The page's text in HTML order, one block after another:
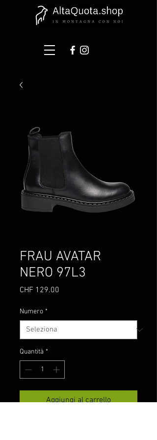
FRAU AVATAR
NERO 97L3
CHF 129.00
Numero *
Quantità *
Aggiungi al carrello